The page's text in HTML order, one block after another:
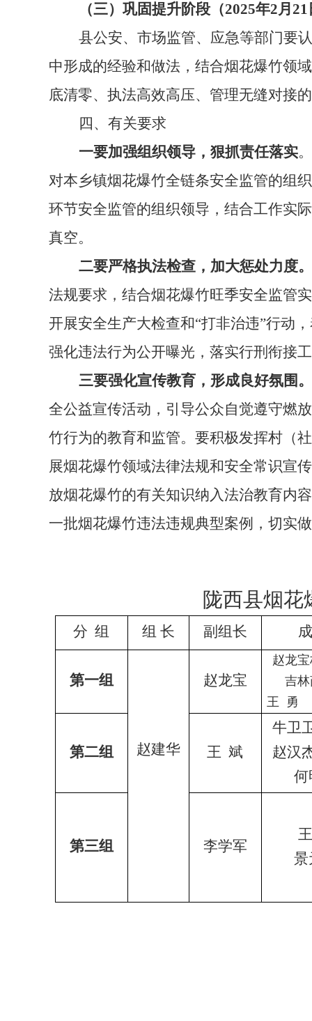
（三）巩固提升阶段（2025年2月
县公安、市场监管、应急等部门要
中形成的经验和做法，结合烟花爆竹领
底清零、执法高效高压、管理无缝对接
四、有关要求
一要加强组织领导，狠抓责任落实
对本乡镇烟花爆竹全链条安全监管的组
环节安全监管的组织领导，结合工作实
真空。
二要严格执法检查， 加大惩处力度。
法规要求，结合烟花爆竹旺季安全监管
开展安全生产大检查和“打非治违”行动
强化违法行为公开曝光，落实行刑衔接
三要强化宣传教育，形成良好氛围。
全公益宣传活动，引导公众自觉遵守燃
竹行为的教育和监管。要积极发挥村（
展烟花爆竹领域法律法规和安全常识宣
放烟花爆竹的有关知识纳入法治教育内
一批烟花爆竹违法违规典型案例，切实
陇西县烟花
分 组 组 长 副组长
第一组
赵建华
赵龙宝
赵龙
吉
王 勇
第二组 王 斌
牛卫
赵汉
何
第三组 李学军
景